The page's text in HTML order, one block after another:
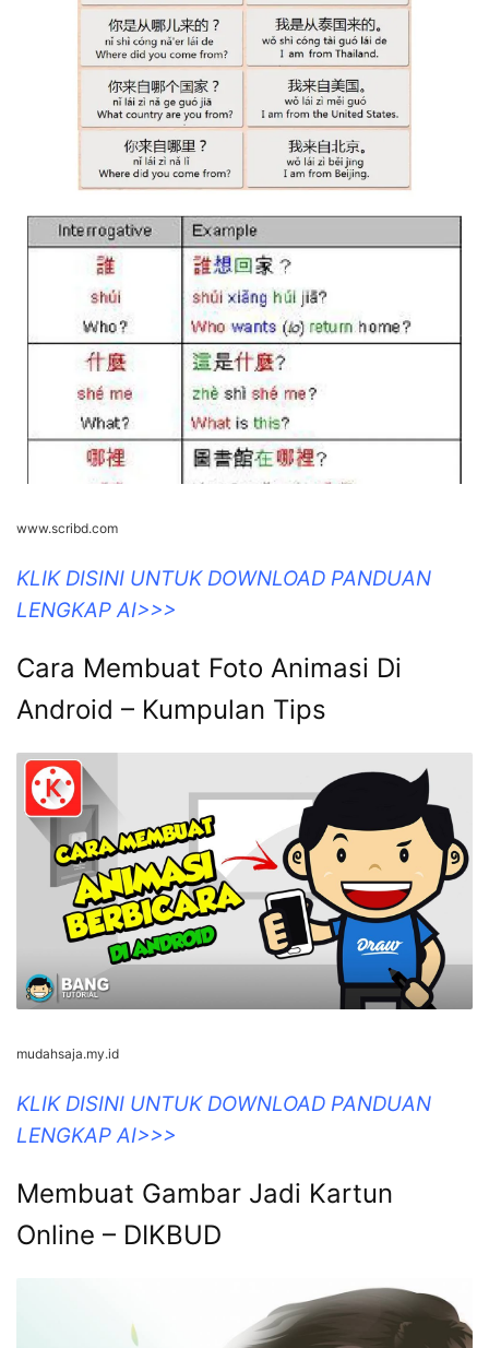
www.scribd.com
KLIK DISINI UNTUK DOWNLOAD PANDUAN
LENGKAP AI>>>
Cara Membuat Foto Animasi Di
Android – Kumpulan Tips
mudahsaja.my.id
KLIK DISINI UNTUK DOWNLOAD PANDUAN
LENGKAP AI>>>
Membuat Gambar Jadi Kartun
Online – DIKBUD